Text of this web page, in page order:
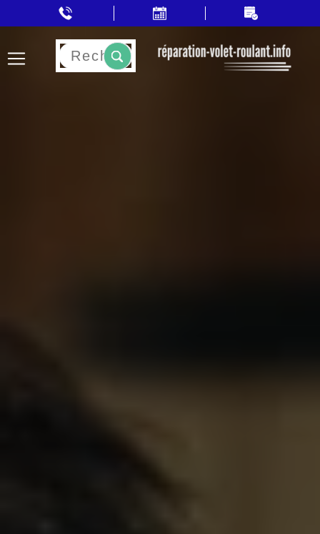
Rechercher